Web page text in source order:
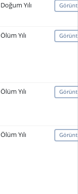
Doğum Yılı
Ölüm Yılı
Ölüm Yılı
Ölüm Yılı